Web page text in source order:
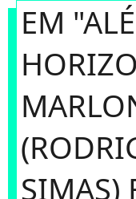
EM
SIMAS)